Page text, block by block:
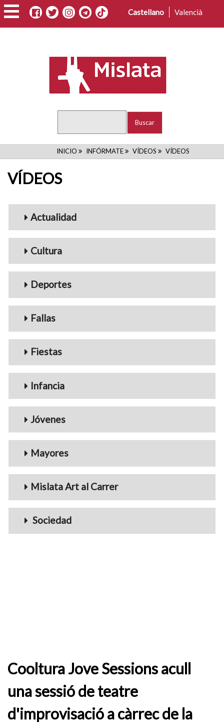
Pasar
al
contenido
Castellano Valencià
RUTA
INICIO INFÓRMATE VÍDEOS VÍDEOS
VÍDEOS
Menu_Videos
Actualidad
Cultura
Deportes
Fallas
Fiestas
Infancia
Jóvenes
Mayores
Mislata Art al Carrer
Sociedad
Cooltura Jove Sessions acull
una sessió de teatre
d'improvisació a càrrec de la